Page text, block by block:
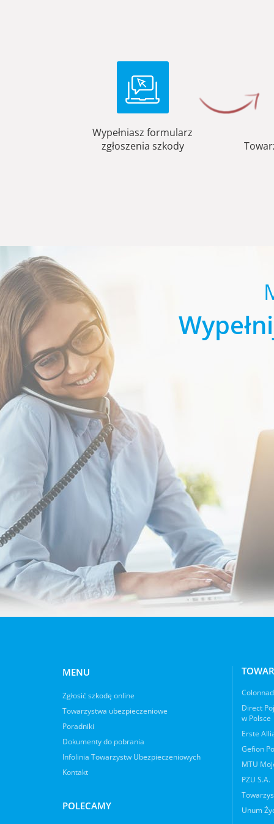
Wypełniasz formularz
zgłoszenia szkody
MENU
Zgłosić szkodę online
Towarzystwa ubezpieczeniowe
Poradniki
Dokumenty do pobrania
Infolinia Towarzystw Ubezpieczeniowych
Kontakt
POLECAMY
Direct
w Polsce
Erste
Gefion
MTU
PZU S.A.
Unum